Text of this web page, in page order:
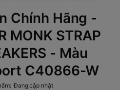
Chính Hãng -
MONK STRAP
- Màu
C40866-W
Đang cập nhật